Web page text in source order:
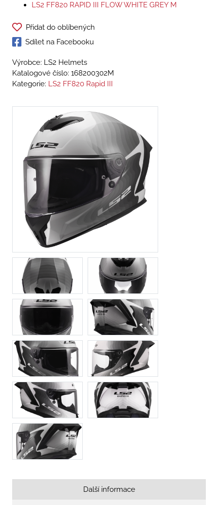
LS2 FF820 RAPID III FLOW WHITE GREY M
Přidat do oblíbených
Sdílet na Facebooku
Výrobce: LS2 Helmets
Katalogové číslo: 168200302M
Kategorie: LS2 FF820 Rapid III
Další informace